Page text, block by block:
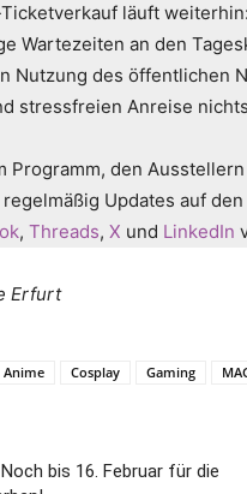
läuft
Wartezeiten an den
Nutzung des öffentlichen
stressfreien Anreise
Programm, den
Updates auf
, Threads, X und LinkedIn
Erfurt
Anime Cosplay Gaming
bis 16. Februar für die